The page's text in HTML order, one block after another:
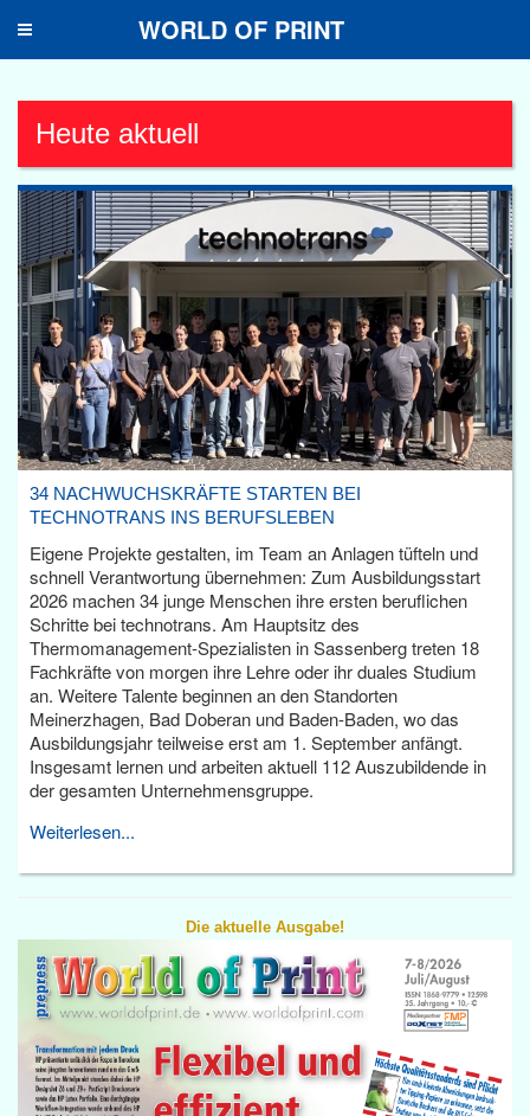
Toggle
WORLD OF PRINT
Heute aktuell
34 NACHWUCHSKRÄFTE STARTEN BEI
TECHNOTRANS INS BERUFSLEBEN
Eigene Projekte gestalten, im Team an Anlagen tüfteln und
schnell Verantwortung übernehmen: Zum Ausbildungsstart
2026 machen 34 junge Menschen ihre ersten beruflichen
Schritte bei technotrans. Am Hauptsitz des
Thermomanagement-Spezialisten in Sassenberg treten 18
Fachkräfte von morgen ihre Lehre oder ihr duales Studium
an. Weitere Talente beginnen an den Standorten
Meinerzhagen, Bad Doberan und Baden-Baden, wo das
Ausbildungsjahr teilweise erst am 1. September anfängt.
Insgesamt lernen und arbeiten aktuell 112 Auszubildende in
der gesamten Unternehmensgruppe.
Weiterlesen...
Die aktuelle Ausgabe!